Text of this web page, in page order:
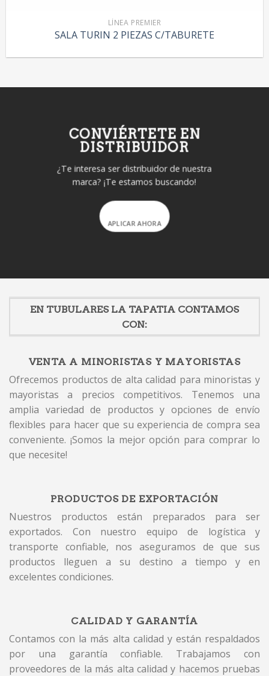
LÍNEA PREMIER
SALA TURIN 2 PIEZAS C/TABURETE
CONVIÉRTETE EN
DISTRIBUIDOR
¿Te interesa ser distribuidor de nuestra
marca? ¡Te estamos buscando!
APLICAR AHORA
EN TUBULARES LA TAPATIA CONTAMOS
CON:
VENTA A MINORISTAS Y MAYORISTAS
Ofrecemos productos de alta calidad para minoristas y
mayoristas a precios competitivos. Tenemos una
amplia variedad de productos y opciones de envío
flexibles para hacer que su experiencia de compra sea
conveniente. ¡Somos la mejor opción para comprar lo
que necesite!
PRODUCTOS DE EXPORTACIÓN
Nuestros productos están preparados para ser
exportados. Con nuestro equipo de logística y
transporte confiable, nos aseguramos de que sus
productos lleguen a su destino a tiempo y en
excelentes condiciones.
CALIDAD Y GARANTÍA
Contamos con la más alta calidad y están respaldados
por una garantía confiable. Trabajamos con
proveedores de la más alta calidad y hacemos pruebas